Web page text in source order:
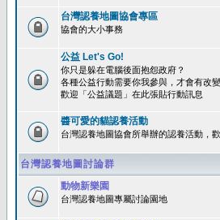
台灣認養地圖協會專區
協會的大小事務
公益 Let's Go!
你只是躲在電腦後面抱怨政府？
各種公益行動需要你我參與，才會有改變
歡迎「公益議題」在此張貼行動訊息
醬可愛的貓認養活動
台灣認養地圖協會所舉辦的認養活動，
台灣認養地圖討論群
動物新樂園
台灣認養地圖專屬討論園地